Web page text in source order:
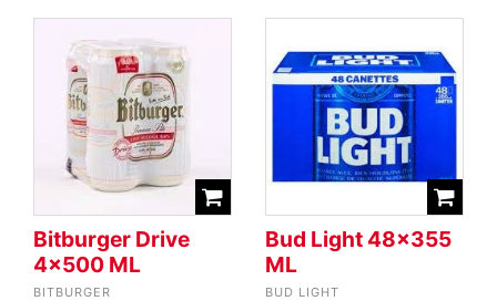
Bitburger Drive
4x500 ML
BITBURGER
Bud Light 48x355
ML
BUD LIGHT